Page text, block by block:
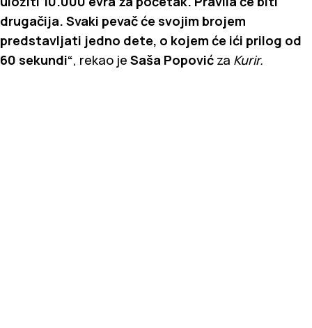
drugačija. Svaki pevač će svojim brojem
predstavljati jedno dete, o kojem će ići prilog od
60 sekundi“, rekao je Saša Popović za Kurir.